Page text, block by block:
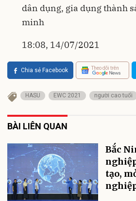
dân dụng, gia dụng thành
minh
18:08, 14/07/2021
Chia sẻ Facebook Theo dõi trên
HASU EWC 2021 người cao tuổi
BÀI LIÊN QUAN
Bắc
tạo,